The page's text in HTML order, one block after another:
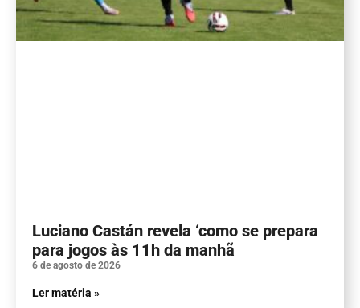
Luciano Castán revela ‘como se prepara
para jogos às 11h da manhã
6 de agosto de 2026
Ler matéria »